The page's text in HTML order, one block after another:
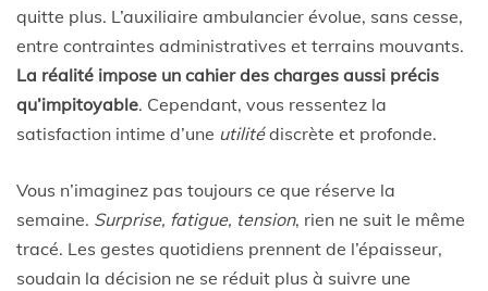
quitte plus. L’auxiliaire ambulancier évolue, sans cesse,
entre contraintes administratives et terrains mouvants.
La réalité impose un cahier des charges aussi précis
qu’impitoyable. Cependant, vous ressentez la
satisfaction intime d’une utilitédiscrète et profonde.
Vous n’imaginez pas toujours ce que réserve la
semaine. Surprise, fatigue, tension, rien ne suit le même
tracé. Les gestes quotidiens prennent de l’épaisseur,
soudain la décision ne se réduit plus à suivre une